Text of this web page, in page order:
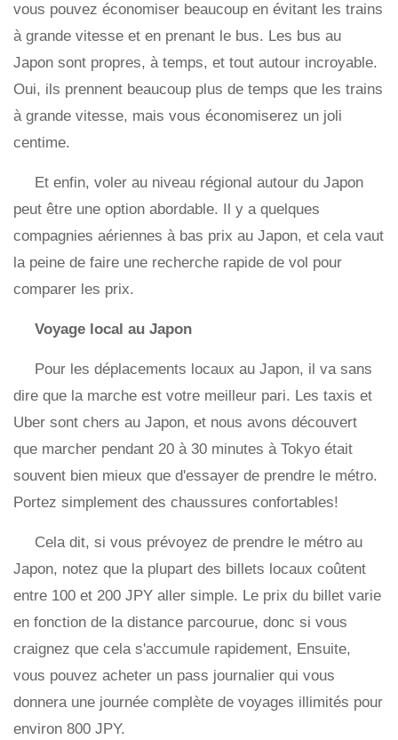
vous pouvez économiser beaucoup en évitant les trains
à grande vitesse et en prenant le bus. Les bus au
Japon sont propres, à temps, et tout autour incroyable.
Oui, ils prennent beaucoup plus de temps que les trains
à grande vitesse, mais vous économiserez un joli
centime.
Et enfin, voler au niveau régional autour du Japon
peut être une option abordable. Il y a quelques
compagnies aériennes à bas prix au Japon, et cela vaut
la peine de faire une recherche rapide de vol pour
comparer les prix.
Voyage local au Japon
Pour les déplacements locaux au Japon, il va sans
dire que la marche est votre meilleur pari. Les taxis et
Uber sont chers au Japon, et nous avons découvert
que marcher pendant 20 à 30 minutes à Tokyo était
souvent bien mieux que d'essayer de prendre le métro.
Portez simplement des chaussures confortables!
Cela dit, si vous prévoyez de prendre le métro au
Japon, notez que la plupart des billets locaux coûtent
entre 100 et 200 JPY aller simple. Le prix du billet varie
en fonction de la distance parcourue, donc si vous
craignez que cela s'accumule rapidement, Ensuite,
vous pouvez acheter un pass journalier qui vous
donnera une journée complète de voyages illimités pour
environ 800 JPY.